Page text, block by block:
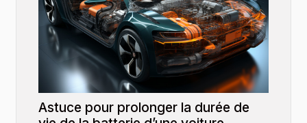
Astuce pour prolonger la durée de